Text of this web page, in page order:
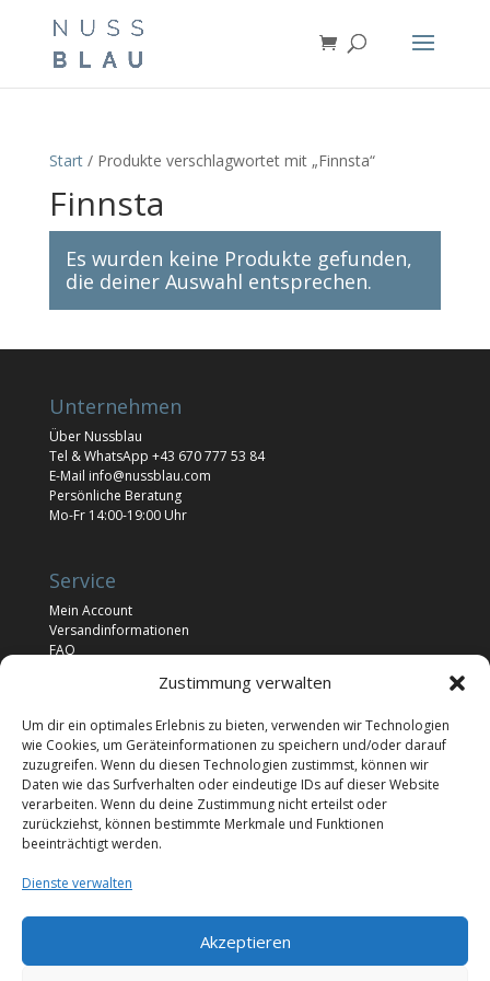
Zustimmung verwalten
Um dir ein optimales Erlebnis zu bieten, verwenden wir Technologien
wie Cookies, um Geräteinformationen zu speichern und/oder darauf
zuzugreifen. Wenn du diesen Technologien zustimmst, können wir
Daten wie das Surfverhalten oder eindeutige IDs auf dieser Website
verarbeiten. Wenn du deine Zustimmung nicht erteilst oder
zurückziehst, können bestimmte Merkmale und Funktionen
beeinträchtigt werden.
Dienste verwalten
Akzeptieren
Start/ Produkte verschlagwortet mit „Finnsta“
Finnsta
Es wurden keine Produkte gefunden,
die deiner Auswahl entsprechen.
Unternehmen
Über Nussblau
Tel & WhatsApp +43 670 777 53 84
E-Mail info@nussblau.com
Persönliche Beratung
Mo-Fr 14:00-19:00 Uhr
Service
Mein Account
Versandinformationen
FAQ
Rechtliches
Allgemeine Geschäftsbedingungen
Widerrufsrecht
Cookie Richtlinie (EU)
Datenschutz